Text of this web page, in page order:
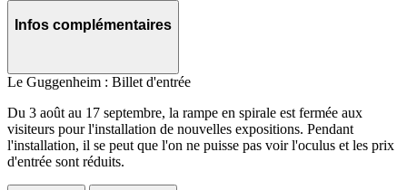
Infos complémentaires
Le Guggenheim : Billet d'entrée
Du 3 août au 17 septembre, la rampe en spirale est fermée aux
visiteurs pour l'installation de nouvelles expositions. Pendant
l'installation, il se peut que l'on ne puisse pas voir l'oculus et les prix
d'entrée sont réduits.